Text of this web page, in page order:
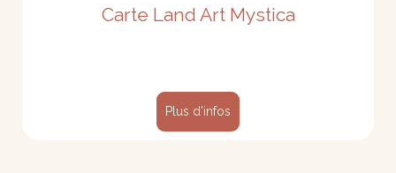
Carte Land Art Mystica
Plus d'infos